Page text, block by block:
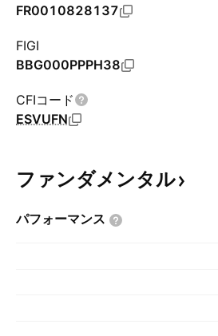
FR0010828137
FIGI
BBG000PPPH38
CFIコード
ESVUFN
ファンダメンタル
パフォーマンス